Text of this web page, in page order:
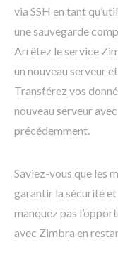
via SSH en tant
une sauvegarde
Arrêtez le service
un nouveau serveur
Transférez vos
nouveau serveur
précédemment.
Saviez-vous que les
garantir la sécurité
manquez pas
avec Zimbra en